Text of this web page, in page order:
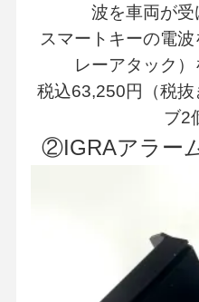
波を車両が受
スマートキーの電
レーアタック
税込63,250円（税
ブ2
②IGRAアラー